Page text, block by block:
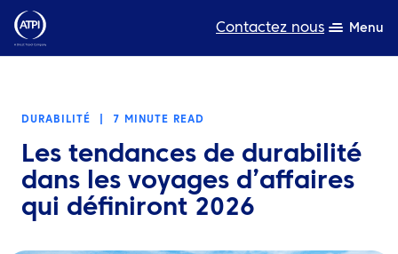
Contactez nous Menu
A propos de nous
Produits
DURABILITÉ 7 MINUTE READ
Les tendances de durabilité
dans les voyages d’affaires
qui définiront 2026